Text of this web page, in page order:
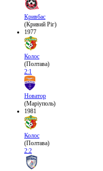
Кривбас
(Кривий Ріг)
1977
Колос
(Полтава)
2:1
Новатор
(Маріуполь)
1981
Колос
(Полтава)
2:2